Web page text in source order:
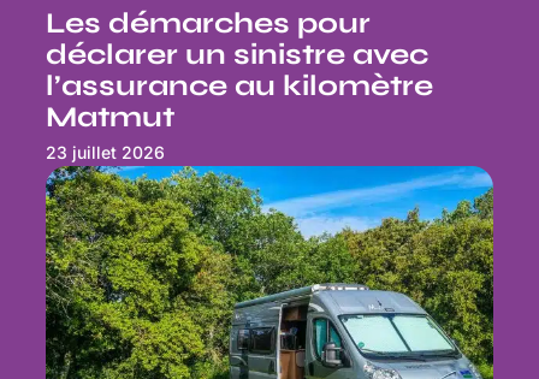
Les démarches pour
déclarer un sinistre avec
l’assurance au kilomètre
Matmut
23 juillet 2026